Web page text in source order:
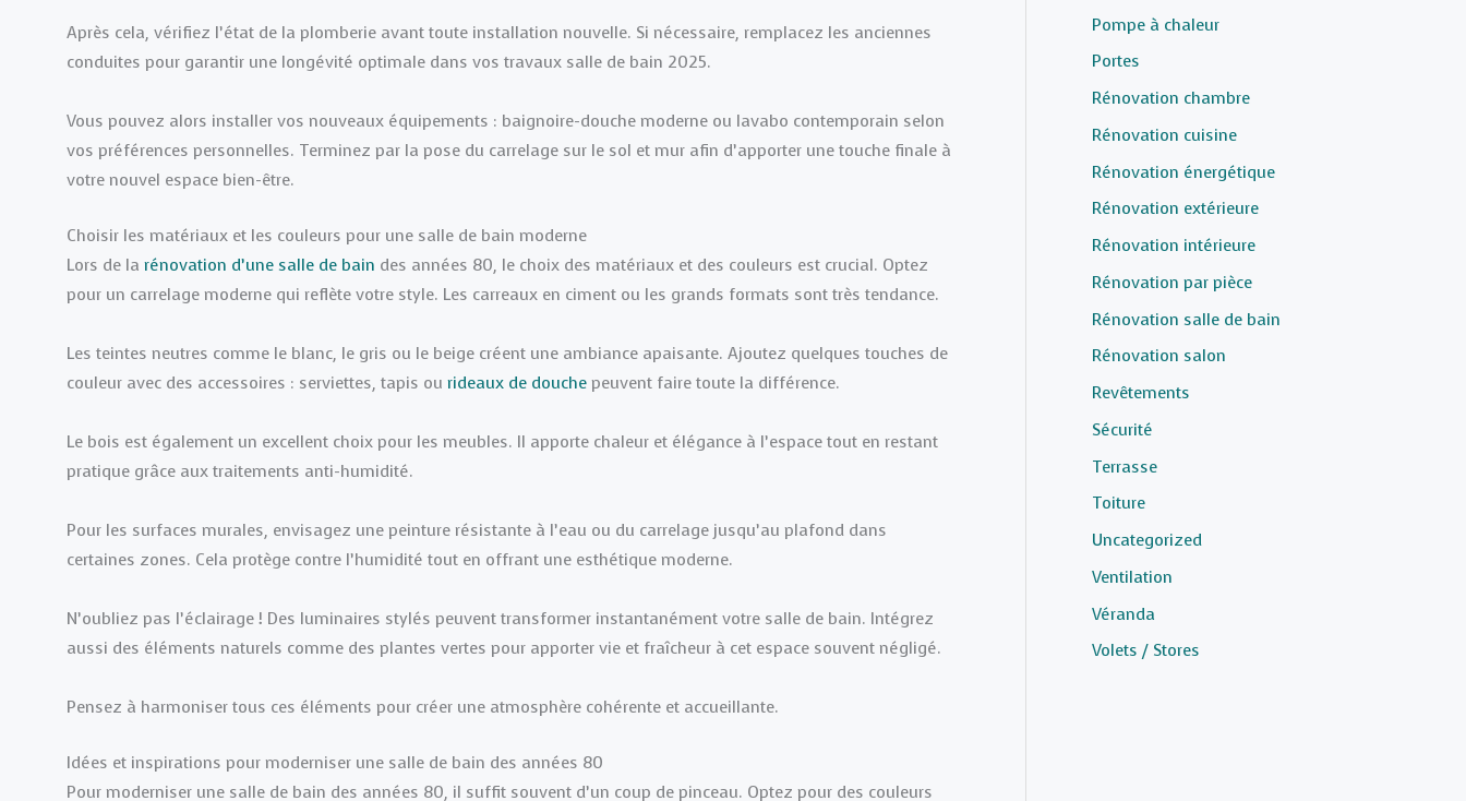
Après cela, vérifiez l’état de la plomberie avant toute installation nouvelle. Si nécessaire, remplacez les anciennes
conduites pour garantir une longévité optimale dans vos travaux salle de bain 2025.
Vous pouvez alors installer vos nouveaux équipements : baignoire-douche moderne ou lavabo contemporain selon
vos préférences personnelles. Terminez par la pose du carrelage sur le sol et mur afin d’apporter une touche finale à
votre nouvel espace bien-être.
Choisir les matériaux et les couleurs pour une salle de bain moderne
Lors de la rénovation d’une salle de bain des années 80, le choix des matériaux et des couleurs est crucial. Optez
pour un carrelage moderne qui reflète votre style. Les carreaux en ciment ou les grands formats sont très tendance.
Les teintes neutres comme le blanc, le gris ou le beige créent une ambiance apaisante. Ajoutez quelques touches de
couleur avec des accessoires : serviettes, tapis ou rideaux de douche peuvent faire toute la différence.
Le bois est également un excellent choix pour les meubles. Il apporte chaleur et élégance à l’espace tout en restant
pratique grâce aux traitements anti-humidité.
Pour les surfaces murales, envisagez une peinture résistante à l’eau ou du carrelage jusqu’au plafond dans
certaines zones. Cela protège contre l’humidité tout en offrant une esthétique moderne.
N’oubliez pas l’éclairage ! Des luminaires stylés peuvent transformer instantanément votre salle de bain. Intégrez
aussi des éléments naturels comme des plantes vertes pour apporter vie et fraîcheur à cet espace souvent négligé.
Pensez à harmoniser tous ces éléments pour créer une atmosphère cohérente et accueillante.
Idées et inspirations pour moderniser une salle de bain des années 80
Pour moderniser une salle de bain des années 80, il suffit souvent d’un coup de pinceau. Optez pour des couleurs
Pompe à chaleur
Portes
Rénovation chambre
Rénovation cuisine
Rénovation énergétique
Rénovation extérieure
Rénovation intérieure
Rénovation par pièce
Rénovation salle de bain
Rénovation salon
Revêtements
Sécurité
Terrasse
Toiture
Uncategorized
Ventilation
Véranda
Volets / Stores